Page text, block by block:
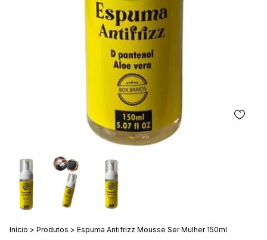
Início > Produtos > Espuma Antifrizz Mousse Ser Mulher 150ml